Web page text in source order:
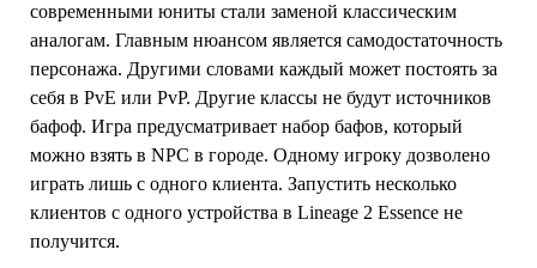
современными юниты стали заменой классическим
аналогам. Главным нюансом является самодостаточность
персонажа. Другими словами каждый может постоять за
себя в PvE или PvP. Другие классы не будут источников
бафоф. Игра предусматривает набор бафов, который
можно взять в NPC в городе. Одному игроку дозволено
играть лишь с одного клиента. Запустить несколько
клиентов с одного устройства в Lineage 2 Essence не
получится.